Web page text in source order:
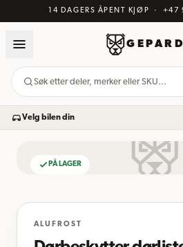
14 DAGERS ÅPENT KJØP · +47
Søk etter deler, merker eller SKU…
Velg bilen din
PÅ LAGER
ALUFROST